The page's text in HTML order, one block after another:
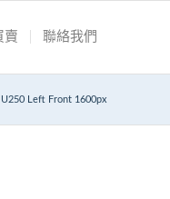
賣 聯絡我們
U250 Left Front 1600px